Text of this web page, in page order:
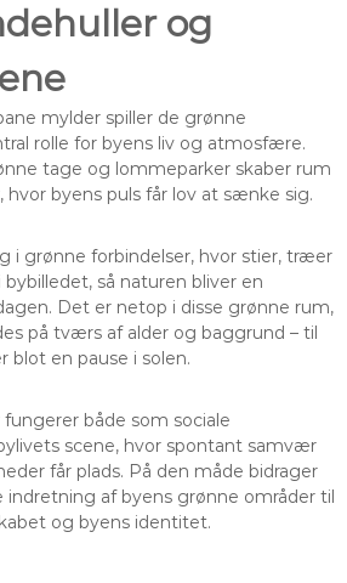
og
mylder spiller de grønne
rolle for byens liv og atmosfære.
tage og lommeparker skaber rum
byens puls får lov at sænke sig.
i grønne forbindelser, hvor stier, træer
så naturen bliver en
Det er netop i disse grønne rum,
på tværs af alder og baggrund – til
blot en pause i solen.
både som sociale
scene, hvor spontant samvær
får plads. På den måde bidrager
indretning af byens grønne områder til
og byens identitet.